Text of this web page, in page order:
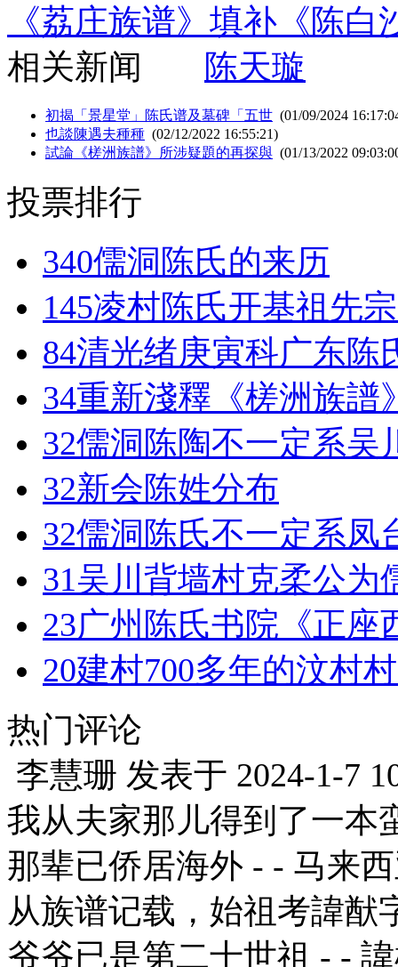
《荔庄族谱》填补《陈白
相关新闻
陈天璇
初揭「景星堂」陈氏谱及墓碑「五世 (01/09/2024
也談陳遇夫種種 (02/12/2022 16:55:21)
試論《槎洲族譜》所涉疑題的再探與 (01/13/2022
投票排行
340儒洞陈氏的来历
145凌村陈氏开基祖先
84清光绪庚寅科广东陈
34重新淺釋《槎洲族譜
32儒洞陈陶不一定系吴
32新会陈姓分布
32儒洞陈氏不一定系凤
31吴川背墙村克柔公为
23广州陈氏书院《正座
20建村700多年的汶村
热门评论
李慧珊 发表于 2024-1-7
我从夫家那儿得到了一本
那辈已侨居海外 - - 马来
从族谱记载，始祖考諱猷
爷爷已是第二十世祖 - -